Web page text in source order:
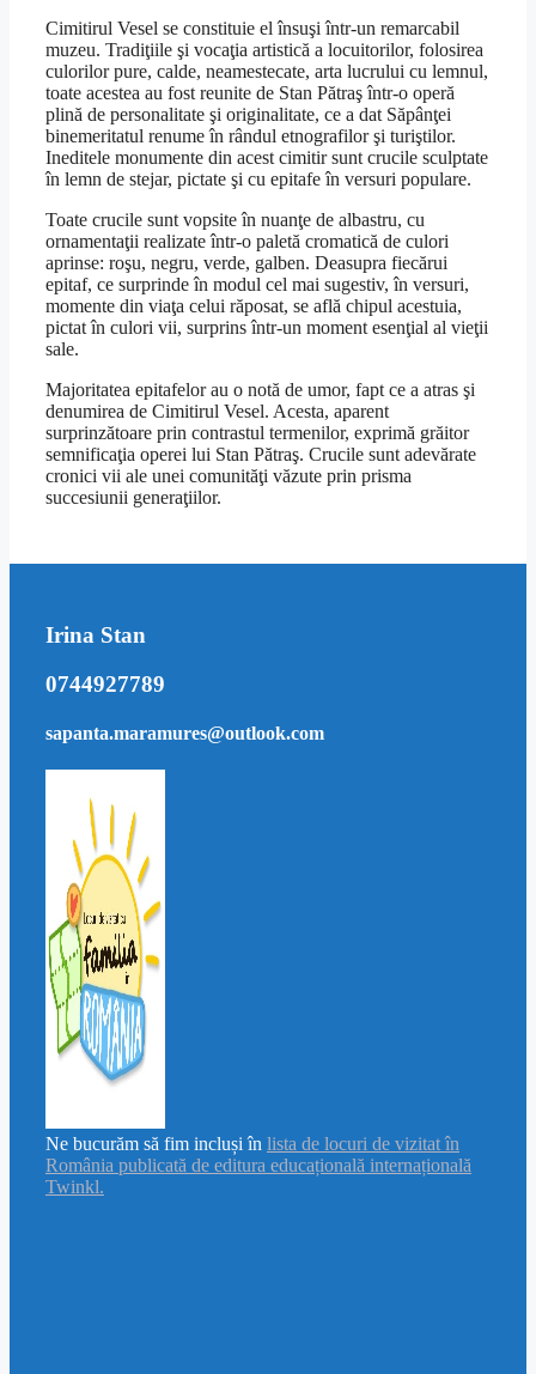
Cimitirul Vesel se constituie el însuşi într-un remarcabil
muzeu. Tradiţiile şi vocaţia artistică a locuitorilor, folosirea
culorilor pure, calde, neamestecate, arta lucrului cu lemnul,
toate acestea au fost reunite de Stan Pătraş într-o operă
plină de personalitate şi originalitate, ce a dat Săpânţei
binemeritatul renume în rândul etnografilor şi turiştilor.
Ineditele monumente din acest cimitir sunt crucile sculptate
în lemn de stejar, pictate şi cu epitafe în versuri populare.
Toate crucile sunt vopsite în nuanţe de albastru, cu
ornamentaţii realizate într-o paletă cromatică de culori
aprinse: roşu, negru, verde, galben. Deasupra fiecărui
epitaf, ce surprinde în modul cel mai sugestiv, în versuri,
momente din viaţa celui răposat, se află chipul acestuia,
pictat în culori vii, surprins într-un moment esenţial al vieţii
sale.
Majoritatea epitafelor au o notă de umor, fapt ce a atras şi
denumirea de Cimitirul Vesel. Acesta, aparent
surprinzătoare prin contrastul termenilor, exprimă grăitor
semnificaţia operei lui Stan Pătraş. Crucile sunt adevărate
cronici vii ale unei comunităţi văzute prin prisma
succesiunii generaţiilor.
Irina Stan
0744927789
sapanta.maramures@outlook.com
Ne bucurăm să fim incluși în lista de locuri de vizitat în
România publicată de editura educațională internațională
Twinkl.